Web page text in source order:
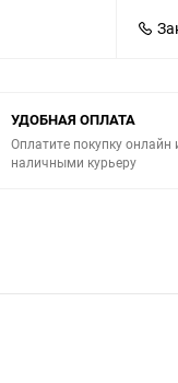
УДОБНАЯ ОПЛАТА
Оплатите покупку онлайн
наличными курьеру